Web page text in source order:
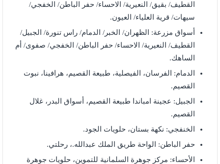
القطيف/ بقيق/ النعيرية/ الاحساء/ حفر الباطن/ الخفجي/
سيهات/ قرية العلياء/ العيون.
أسواق مزرعة: الظهران/ الخبر/ الدمام/ راس تنورة/ الجبيل/
القطيف/ النعيرية/ الاحساء/ حفر الباطن/ الخفجي/ صفوى/ أم
الساهك.
الدمام: الفرسان، الفيصلية، طبيعة القصيم، هرافينا، نبوت
القصيم.
الجبيل: عجينة امباندا طبيعة القصيم، أسواق البدر، غلال
القصيم.
الخنفجي: نكهة بستان، حلويات الجود.
حفر الباطن: الواحة طريق الملك عبدالله.، رحلتي.
الأحساء: مركز جوهرة السلمانية للتموين، حلويات جوهرة